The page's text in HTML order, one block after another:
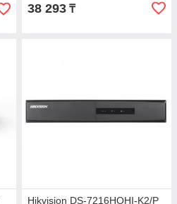
38 293 ₸
Hikvision DS-7216HQHI-K2/P